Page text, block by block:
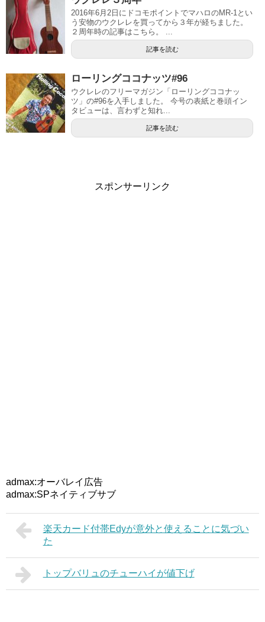
2016年6月2日にドコモポイントでマハロのMR-1とい
う安物のウクレレを買ってから３年が経ちました。
２周年時の記事はこちら。 ...
記事を読む
ローリングココナッツ#96
ウクレレのフリーマガジン「ローリングココナッ
ツ」の#96を入手しました。 今号の表紙と巻頭イン
タビューは、言わずと知れ...
記事を読む
スポンサーリンク
admax:オーバレイ広告
admax:SPネイティブサブ
楽天カード付帯Edyが意外と使えることに気づい
た
トップバリュのチューハイが値下げ